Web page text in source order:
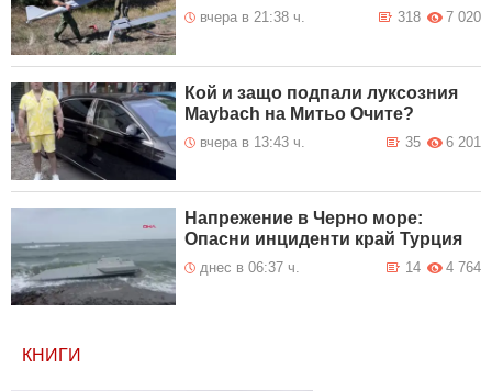
вчера в 21:38 ч. 7 020
318
Кой и защо подпали луксозния
Maybach на Митьо Очите?
вчера в 13:43 ч. 6 201
35
Напрежение в Черно море:
Опасни инциденти край Турция
днес в 06:37 ч. 4 764
14
КНИГИ